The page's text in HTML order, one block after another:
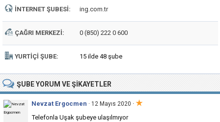
İNTERNET ŞUBESI: ing.com.tr
ÇAĞRI MERKEZI: 0 (850) 222 0 600
YURTIÇI ŞUBE: 15 ilde 48 şube
ŞUBEYORUM VE ŞIKAYETLER
Nevzat Ergocmen · 12 Mayıs 2020 · ★
Telefonla Uşak şubeye ulaşılmıyor